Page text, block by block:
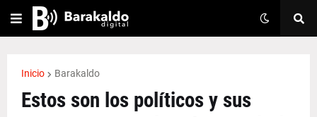
Inicio Barakaldo
Estos son los políticos y sus